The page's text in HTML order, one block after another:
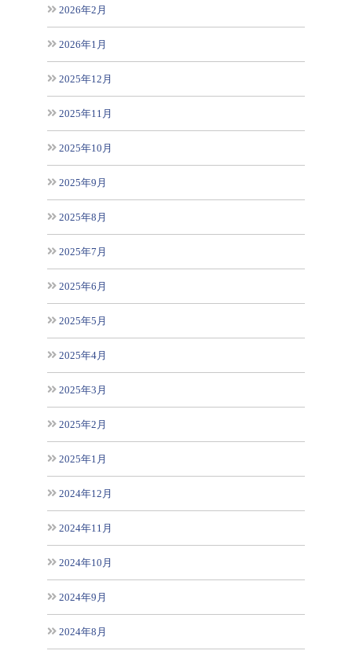
2026年2月
2026年1月
2025年12月
2025年11月
2025年10月
2025年9月
2025年8月
2025年7月
2025年6月
2025年5月
2025年4月
2025年3月
2025年2月
2025年1月
2024年12月
2024年11月
2024年10月
2024年9月
2024年8月